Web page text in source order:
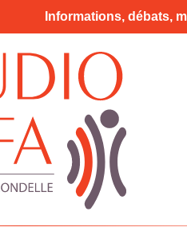
Informations, débats,